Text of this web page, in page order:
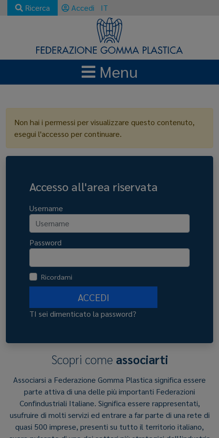
Ricerca Accedi IT
Menu
Non hai i permessi per visualizzare questo contenuto,
esegui l'accesso per continuare.
Accesso all'area riservata
Username
Password
Ricordami
ACCEDI
TI sei dimenticato la password?
Scopri come associarti
Associarsi a Federazione Gomma Plastica significa essere
parte attiva di una delle più importanti Federazioni
Confindustriali Italiane. Significa essere rappresentati,
usufruire di molti servizi ed entrare a far parte di una rete di
quasi 500 imprese, presenti su tutto il territorio italiano,